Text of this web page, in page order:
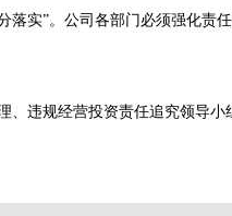
实”。公司各部门必须强化责
违规经营投资责任追究领导小